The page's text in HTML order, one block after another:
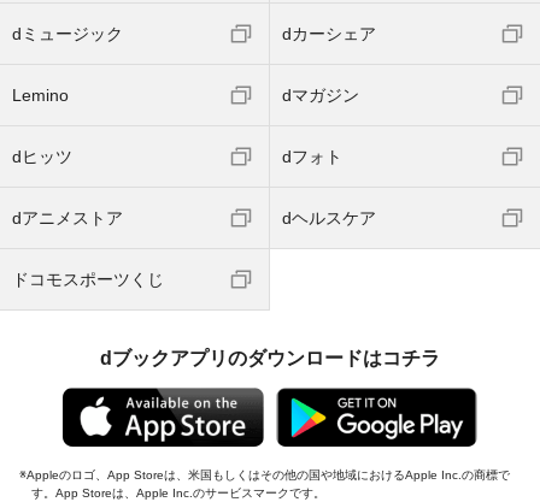
dミュージック dカーシェア
Lemino dマガジン
dヒッツ dフォト
dアニメストア dヘルスケア
ドコモスポーツくじ
dブックアプリのダウンロードはコチラ
Appleのロゴ、App Storeは、米国もしくはその他の国や地域におけるApple Inc.の商標で
す。App Storeは、Apple Inc.のサービスマークです。